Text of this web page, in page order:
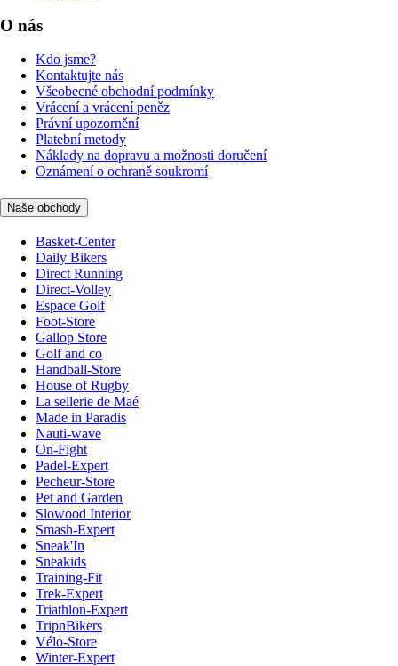
O nás
Kdo jsme?
Kontaktujte nás
Všeobecné obchodní podmínky
Vrácení a vrácení peněz
Právní upozornění
Platební metody
Náklady na dopravu a možnosti doručení
Oznámení o ochraně soukromí
Naše obchody
Basket-Center
Daily Bikers
Direct Running
Direct-Volley
Espace Golf
Foot-Store
Gallop Store
Golf and co
Handball-Store
House of Rugby
La sellerie de Maé
Made in Paradis
Nauti-wave
On-Fight
Padel-Expert
Pecheur-Store
Pet and Garden
Slowood Interior
Smash-Expert
Sneak'In
Sneakids
Training-Fit
Trek-Expert
Triathlon-Expert
TripnBikers
Vélo-Store
Winter-Expert